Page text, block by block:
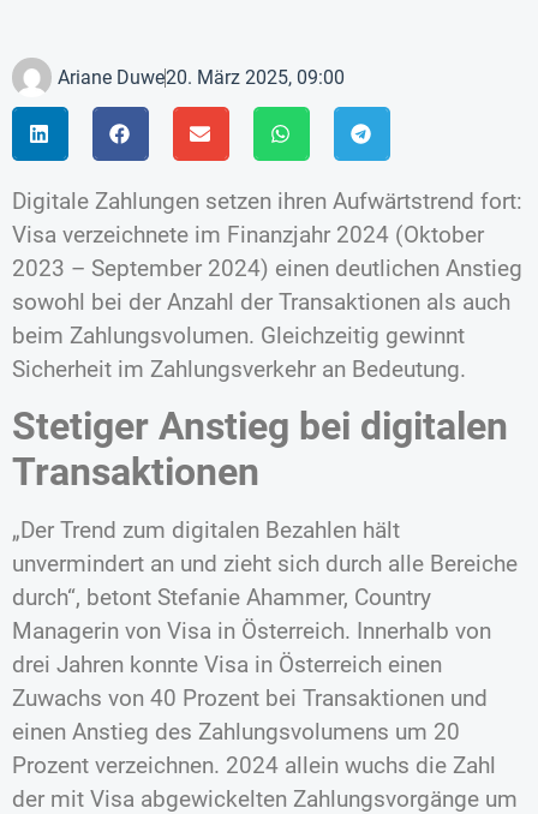
Ariane Duwe20. März 2025, 09:00
Digitale Zahlungen setzen ihren Aufwärtstrend fort:
Visa verzeichnete im Finanzjahr 2024 (Oktober
2023 – September 2024) einen deutlichen Anstieg
sowohl bei der Anzahl der Transaktionen als auch
beim Zahlungsvolumen. Gleichzeitig gewinnt
Sicherheit im Zahlungsverkehr an Bedeutung.
Stetiger Anstieg bei digitalen
Transaktionen
„Der Trend zum digitalen Bezahlen hält
unvermindert an und zieht sich durch alle Bereiche
durch“, betont Stefanie Ahammer, Country
Managerin von Visa in Österreich. Innerhalb von
drei Jahren konnte Visa in Österreich einen
Zuwachs von 40 Prozent bei Transaktionen und
einen Anstieg des Zahlungsvolumens um 20
Prozent verzeichnen. 2024 allein wuchs die Zahl
der mit Visa abgewickelten Zahlungsvorgänge um